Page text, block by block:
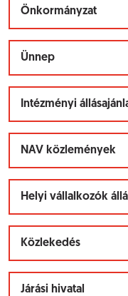
Önkormányzat
Ünnep
Intézményi
NAV közlemények
Helyi vállalkozók
Közlekedés
Járási hivatal